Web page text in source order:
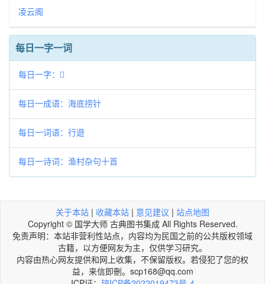
凌云阁
每日一字一词
每日一字：𧻸
每日一成语：海底捞针
每日一词语：行遊
每日一诗词：渔村杂句十首
关于本站 | 收藏本站 | 意见建议 | 站点地图
Copyright © 国学大师 古典图书集成 All Rights Reserved.
免责声明：本站非营利性站点，内容均为民国之前的公共版权领域
古籍，以方便网友为主，仅供学习研究。
内容由热心网友提供和网上收集，不保留版权。若侵犯了您的权
益，来信即刪。scp168@qq.com